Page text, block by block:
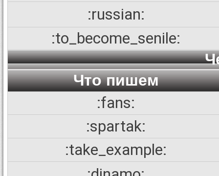
:russian:
:to_become_senile:
Что пишем
:fans:
:spartak:
:take_example: